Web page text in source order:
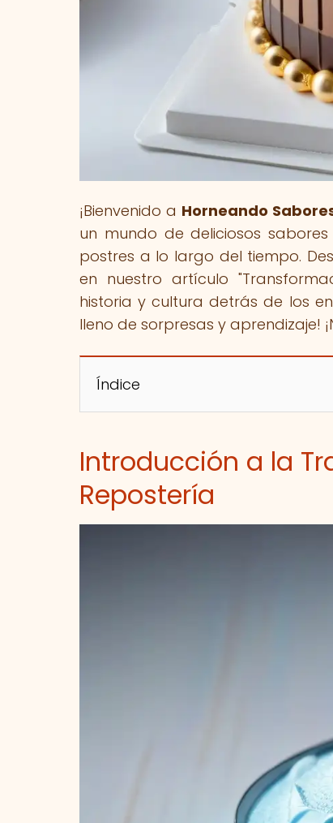
¡Bienvenido a Horneando
un mundo de deliciosos
postres a lo largo del tiempo.
en nuestro artículo
historia y cultura detrás de los
lleno de sorpresas y aprendizaje!
Índice
Introducción a la
Repostería